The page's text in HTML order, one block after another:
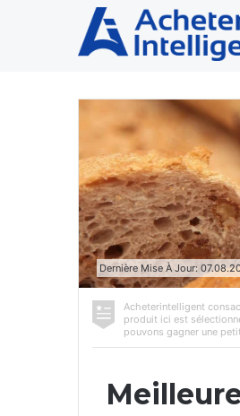
Dernière Mise À Jour:
Acheterintelligent
produit ici est
pouvons gagner une